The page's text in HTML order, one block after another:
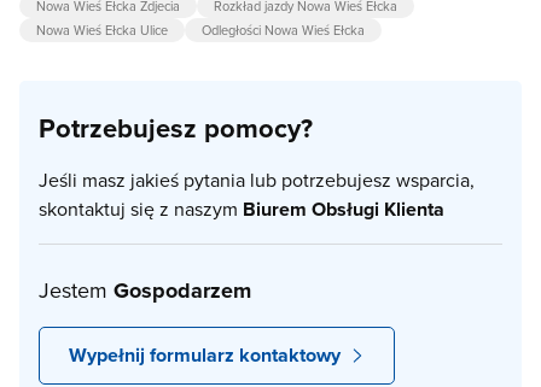
Nowa Wieś Ełcka Zdjecia
Rozkład jazdy Nowa Wieś Ełcka
Nowa Wieś Ełcka Ulice
Odległości Nowa Wieś Ełcka
Potrzebujesz pomocy?
Jeśli masz jakieś pytania lub potrzebujesz wsparcia,
skontaktuj się z naszym Biurem Obsługi Klienta
Jestem Gospodarzem
Wypełnij formularz kontaktowy